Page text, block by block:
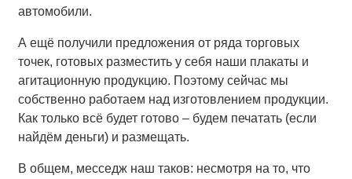
автомобили.
А ещё получили предложения от ряда торговых
точек, готовых разместить у себя наши плакаты и
агитационную продукцию. Поэтому сейчас мы
собственно работаем над изготовлением продукции.
Как только всё будет готово – будем печатать (если
найдём деньги) и размещать.
В общем, месседж наш таков: несмотря на то, что